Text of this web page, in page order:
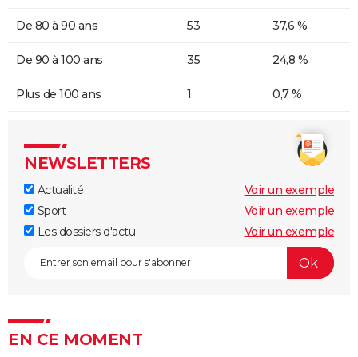
De 80 à 90 ans 53 37,6 %
De 90 à 100 ans 35 24,8 %
Plus de 100 ans 1 0,7 %
NEWSLETTERS
Actualité
Voir un exemple
Sport
Voir un exemple
Les dossiers d'actu
Voir un exemple
EN CE MOMENT